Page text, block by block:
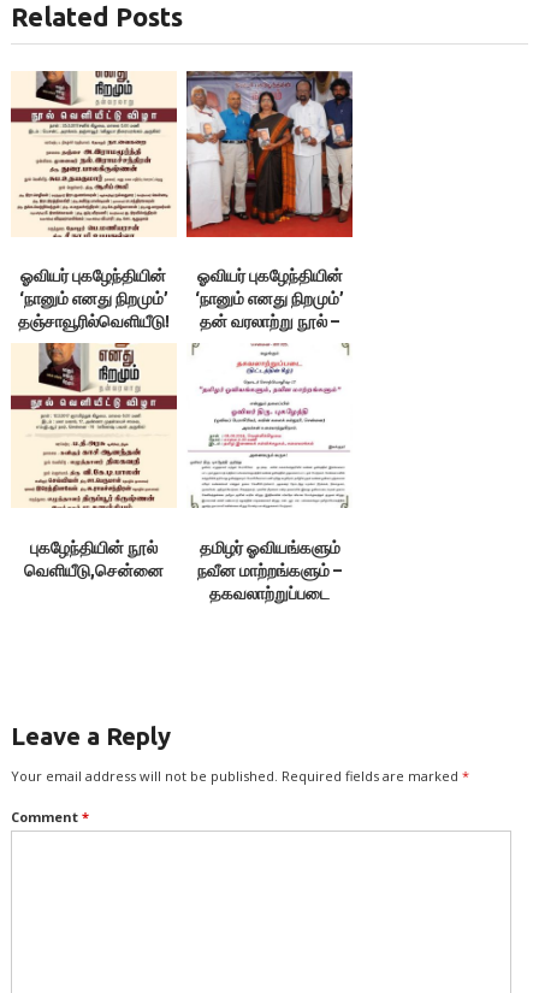
Related Posts
ஓவியர் புகழேந்தியின்
‘நானும் எனது நிறமும்’
தஞ்சாவூரில்வெளியீடு!
ஓவியர் புகழேந்தியின்
‘நானும் எனது நிறமும்’
தன் வரலாற்று நூல் –
சென்னையில்
வெளியீடு!
புகழேந்தியின் நூல்
வெளியீடு,சென்னை
தமிழர் ஓவியங்களும்
நவீன மாற்றங்களும் –
தகவலாற்றுப்படை
Leave a Reply
Your email address will not be published. Required fields are marked *
Comment *